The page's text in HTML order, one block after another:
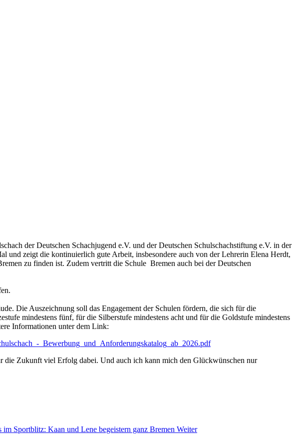
der Deutschen Schachjugend e.V. und der Deutschen Schulschachstiftung e.V. in der
und zeigt die kontinuierlich gute Arbeit, insbesondere auch von der Lehrerin Elena Herdt,
zu finden ist. Zudem vertritt die Schule Bremen auch bei der Deutschen
Die Auszeichnung soll das Engagement der Schulen fördern, die sich für die
mindestens fünf, für die Silberstufe mindestens acht und für die Goldstufe mindestens
Informationen unter dem Link:
_Bewerbung_und_Anforderungskatalog_ab_2026.pdf
die Zukunft viel Erfolg dabei. Und auch ich kann mich den Glückwünschen nur
Sportblitz: Kaan und Lene begeistern ganz Bremen Weiter